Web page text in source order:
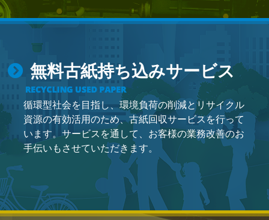
無料古紙持ち込みサービス
循環型社会を目指し、環境負荷の削減とリサイクル
資源の有効活用のため、古紙回収サービスを行って
います。サービスを通して、お客様の業務改善のお
手伝いもさせていただきます。